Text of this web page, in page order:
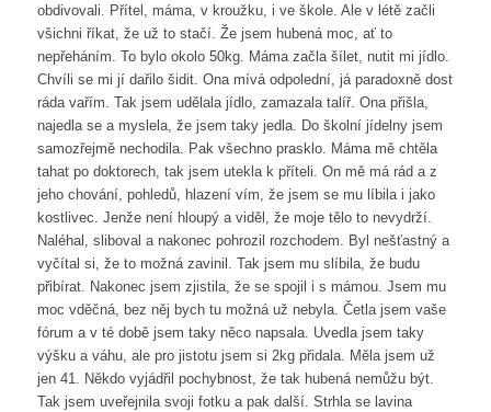
obdivovali. Přítel, máma, v kroužku, i ve škole. Ale v létě začli
všichni říkat, že už to stačí. Že jsem hubená moc, ať to
nepřeháním. To bylo okolo 50kg. Máma začla šílet, nutit mi jídlo.
Chvíli se mi jí dařilo šidit. Ona mívá odpolední, já paradoxně dost
ráda vařím. Tak jsem udělala jídlo, zamazala talíř. Ona přišla,
najedla se a myslela, že jsem taky jedla. Do školní jídelny jsem
samozřejmě nechodila. Pak všechno prasklo. Máma mě chtěla
tahat po doktorech, tak jsem utekla k příteli. On mě má rád a z
jeho chování, pohledů, hlazení vím, že jsem se mu líbila i jako
kostlivec. Jenže není hloupý a viděl, že moje tělo to nevydrží.
Naléhal, sliboval a nakonec pohrozil rozchodem. Byl nešťastný a
vyčítal si, že to možná zavinil. Tak jsem mu slíbila, že budu
přibírat. Nakonec jsem zjistila, že se spojil i s mámou. Jsem mu
moc vděčná, bez něj bych tu možná už nebyla. Četla jsem vaše
fórum a v té době jsem taky něco napsala. Uvedla jsem taky
výšku a váhu, ale pro jistotu jsem si 2kg přidala. Měla jsem už
jen 41. Někdo vyjádřil pochybnost, že tak hubená nemůžu být.
Tak jsem uveřejnila svoji fotku a pak další. Strhla se lavina